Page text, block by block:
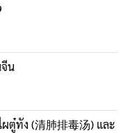
น
ตู๋ทัง (清肺排毒汤) และ